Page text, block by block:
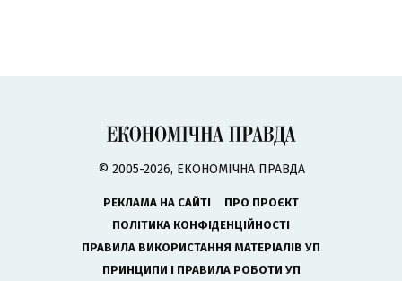
© 2005-2026, ЕКОНОМІЧНА ПРАВДА
РЕКЛАМА НА САЙТІ
ПРО ПРОЄКТ
ПОЛІТИКА КОНФІДЕНЦІЙНОСТІ
ПРАВИЛА ВИКОРИСТАННЯ МАТЕРІАЛІВ УП
ПРИНЦИПИ І ПРАВИЛА РОБОТИ УП